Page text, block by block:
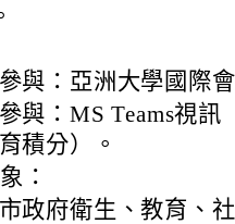
與：亞洲大學國際
與：MS Teams視
積分）。
：
政府衛生、教育、